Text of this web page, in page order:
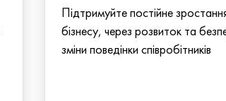
Підтримуйте постійне
бізнесу, через розвиток та
зміни поведінки співробітників